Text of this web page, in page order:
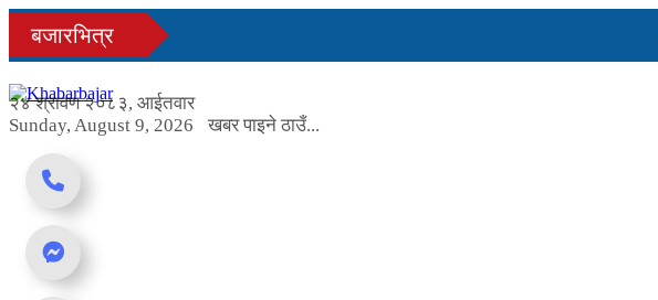
Skip
content
बजारभित्र
२४ श्रावण २०८३, आईतवार
Sunday, August 9, 2026
खबर पाइने ठाउँ...